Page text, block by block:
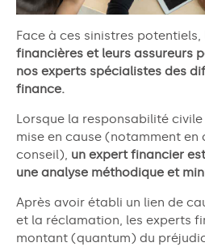
Face à ces sinistres potentiels,
financières et leurs assureurs
nos experts spécialistes des
finance.
Lorsque la responsabilité civile
mise en cause (notamment en
conseil), un expert financier
une analyse méthodique et
Après avoir établi un lien de
et la réclamation, les experts
montant (quantum) du